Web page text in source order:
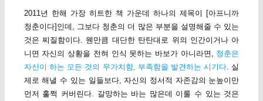
2011년 한해 가장 히트한 책 가운데 하나의 제목이 [아프니까
청춘이다]인데, 그보다 청춘의 더 많은 부분을 설명해줄 수 있는
것은 찌질함이다. 웬만큼 대단한 탄탄대로 위의 인간이거나 아
니면 자신의 상황을 전혀 인식 못하는 바보가 아니라면, 청춘은
자신이 하는 모든 것의 무가치함, 부족함을 발견하는 시기다. 실
제로 해낼 수 있는 일들보다, 자신의 정서적 자존감의 눈높이만
먼저 훌쩍 커버린다. 갈망하는 바는 많은데 이룰 수 있는 것은